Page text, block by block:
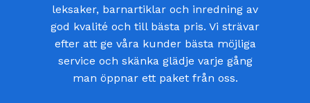
leksaker, barnartiklar och inredning av
god kvalité och till bästa pris. Vi strävar
efter att ge våra kunder bästa möjliga
service och skänka glädje varje gång
man öppnar ett paket från oss.